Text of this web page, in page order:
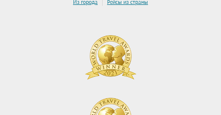
Из города Рейсы из страны